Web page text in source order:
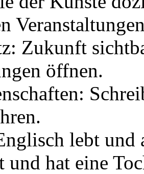
Zukunft
öffnen.
lebt und
und hat eine